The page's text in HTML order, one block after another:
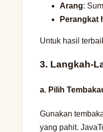
Arang:
Perangkat
Untuk hasil
3. Langkah-
a. Pilih
Gunakan
yang pahit.